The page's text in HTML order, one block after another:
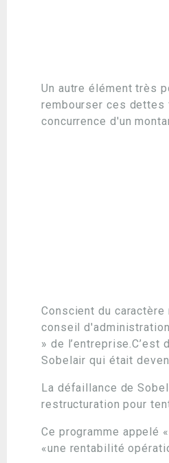
Un autre élément très
rembourser ces dettes
concurrence d'un
Conscient du
conseil
» de
Sobelair qui était
La défaillance de
restructuration pour
Ce programme appelé
«une rentabilité